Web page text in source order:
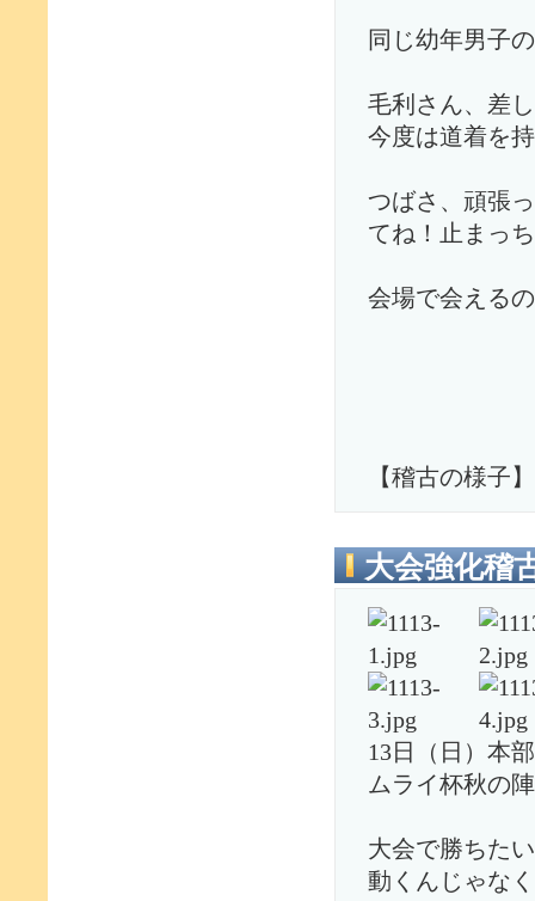
同じ幼年男子
毛利さん、差
今度は道着を
つばさ、頑張
てね！止まっ
会場で会える
【稽古の様子】
大会強化稽
13日（日）本
ムライ杯秋の
大会で勝ちた
動くんじゃな